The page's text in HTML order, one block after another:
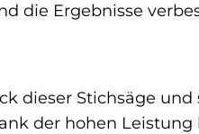
die Ergebnisse
dieser Stichsäge
der hohen Leistung